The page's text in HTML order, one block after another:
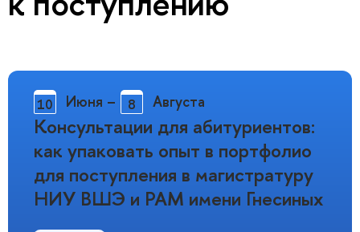
Консультации для абитуриентов:
как упаковать опыт в портфолио
для поступления в магистратуру
НИУ ВШЭ и РАМ имени Гнесиных
10 Июня – 8 Августа